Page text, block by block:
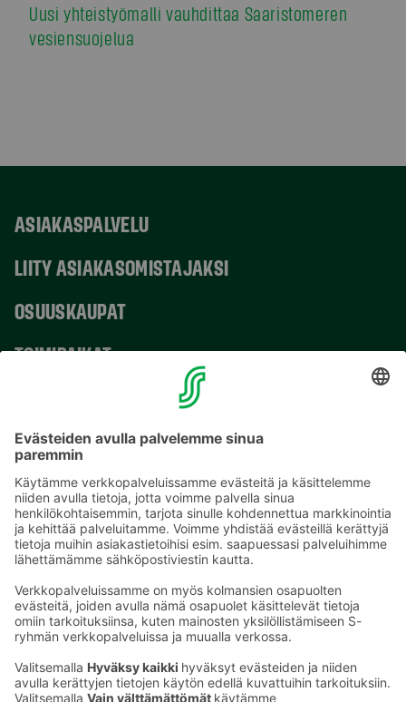
Uusi yhteistyömalli vauhdittaa Saaristomeren
vesiensuojelua
ASIAKASPALVELU
LIITY ASIAKASOMISTAJAKSI
OSUUSKAUPAT
TOIMIPAIKAT
Sähköpostiosoitteet S-ryhmässä ovat muotoa
etunimi.sukunimi@sok.fi
Seuraa meitä: